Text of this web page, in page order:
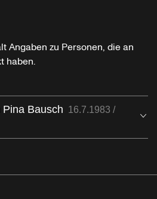
Angaben zu Personen, die an
haben.
Bausch 16.7.1983 /